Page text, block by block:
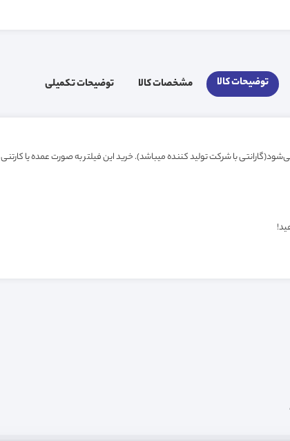
توضیحات کالا مشخصات کالا توضیحات تکمیلی